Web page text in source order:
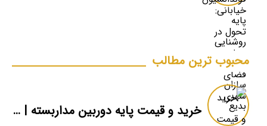
محبوب ترین مطالب
خرید و قیمت پایه دوربین مداربسته | دکل دوربین